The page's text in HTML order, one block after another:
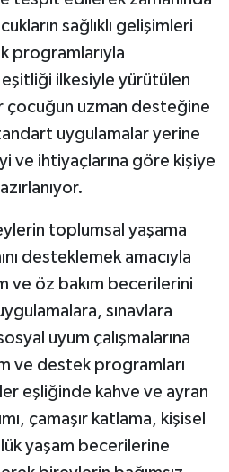
sağlıklı gelişimleri
programlarıyla
ilkesiyle yürütülen
çocuğun uzman desteğine
uygulamalar yerine
ve ihtiyaçlarına göre kişiye
toplumsal yaşama
desteklemek amacıyla
ve öz bakım becerilerini
sınavlara
uyum çalışmalarına
ve destek programları
eşliğinde kahve ve ayran
çamaşır katlama, kişisel
yaşam becerilerine